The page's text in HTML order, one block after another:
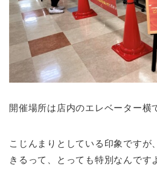
開催場所は店内のエレベーター横
こじんまりとしている印象ですが
きるって、とっても特別なんです